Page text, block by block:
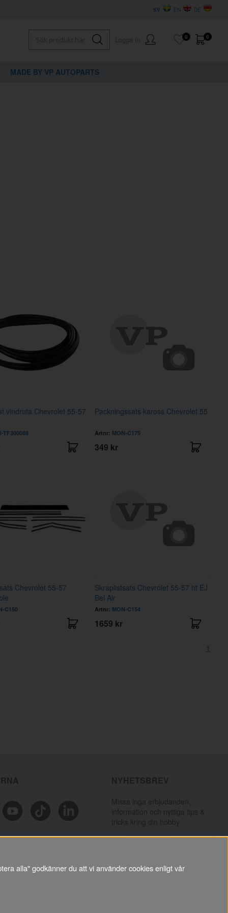
DE
EN
SV
0
0
MADE BY VP AUTOPARTS
vindruta Chevrolet 55-57
TF300088
Packningssats kaross Chevrolet 55
Artnr: MON-C175
349 kr
Chevrolet 55-57
C150
Skraplistsats Chevrolet 55-57 ht EJ
Bel Air
Artnr: MON-C154
1659 kr
1
alla" godkänner du att vi använder cookies enligt vår